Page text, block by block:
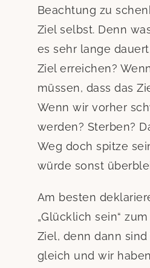
Beachtung zu
Ziel selbst. Denn
es sehr lange
Ziel erreichen?
müssen, dass das
Wenn wir vorher
werden? Sterben?
Weg doch spitze
würde sonst
Am besten
„Glücklich sein“
Ziel, denn dann
gleich und wir